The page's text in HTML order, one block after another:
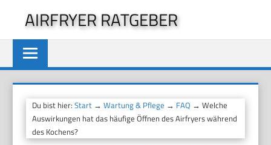
springen
AIRFRYER RATGEBER
Du bist hier:Start →Wartung & Pflege → FAQ → Welche
Auswirkungen hat das häufige Öffnen des Airfryers während
des Kochens?